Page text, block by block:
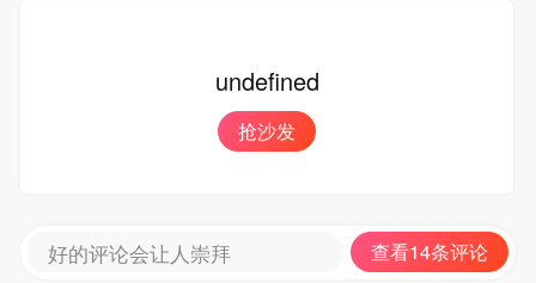
undefined
抢沙发
好的评论会让人崇拜 查看14条评论